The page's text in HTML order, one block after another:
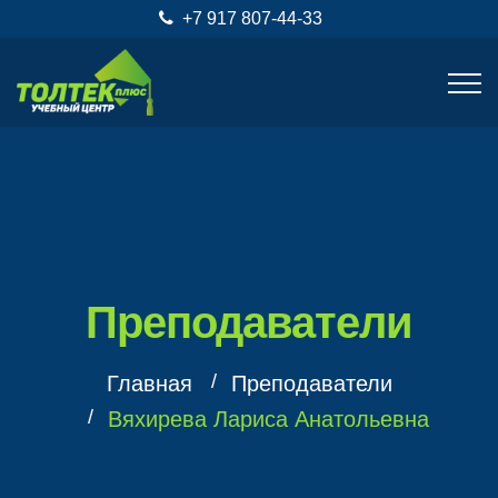
+7 917 807-44-33
Преподаватели
Главная
Преподаватели
Вяхирева Лариса Анатольевна